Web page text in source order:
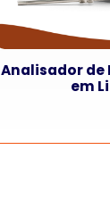
Analisador de
em